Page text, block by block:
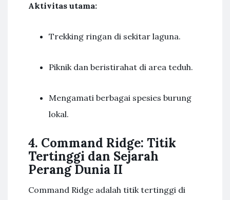
Aktivitas utama:
Trekking ringan di sekitar laguna.
Piknik dan beristirahat di area teduh.
Mengamati berbagai spesies burung
lokal.
4. Command Ridge: Titik
Tertinggi dan Sejarah
Perang Dunia II
Command Ridge adalah titik tertinggi di